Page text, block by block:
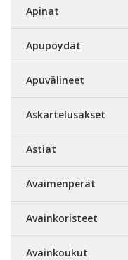
Apinat
Apupöydät
Apuvälineet
Askartelusakset
Astiat
Avaimenperät
Avainkoristeet
Avainkoukut